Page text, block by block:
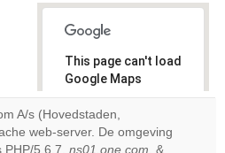
This page can't load
Google Maps
correctly.
Do you
own this
A/s (Hovedstaden,
web-server. De omgeving
PHP/5.6.7. ns01.one.com, &